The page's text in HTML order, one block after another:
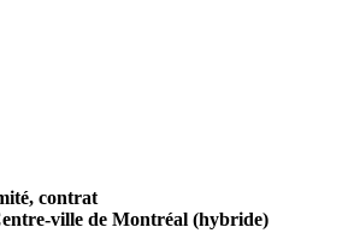
contrat
ville de Montréal (hybride)